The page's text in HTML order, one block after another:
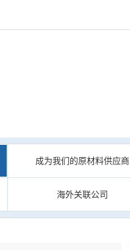
成为我们的原材料供应商
海外关联公司